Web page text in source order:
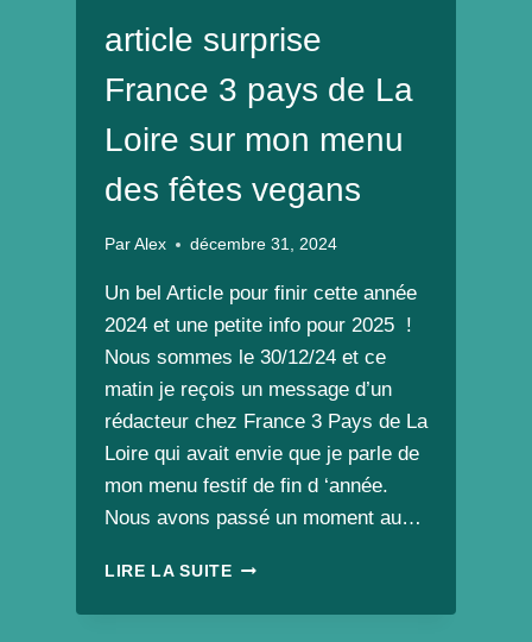
article surprise
France 3 pays de La
Loire sur mon menu
des fêtes vegans
Par Alex décembre 31, 2024
Un bel Article pour finir cette année
2024 et une petite info pour 2025 !
Nous sommes le 30/12/24 et ce
matin je reçois un message d’un
rédacteur chez France 3 Pays de La
Loire qui avait envie que je parle de
mon menu festif de fin d ‘année.
Nous avons passé un moment au…
LIRE LA SUITEARTICLE
FRANCE